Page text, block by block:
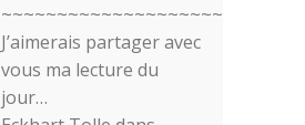
J’aimerais partager avec
vous ma lecture du
jour…